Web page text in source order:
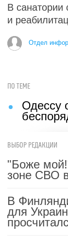
В санатории
и
Отдел
ПО ТЕМЕ
Одессу
ВЫБОР РЕДАКЦИИ
"Боже
зоне СВО
В
для